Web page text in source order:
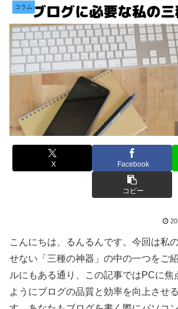
コラム
X Facebook
コピー
こんにちは、るんるんです。今回は私
せない「三種の神器」の中の一つをご
ルにもある通り、この記事ではPCに焦
ようにブログの品質と効率を向上させ